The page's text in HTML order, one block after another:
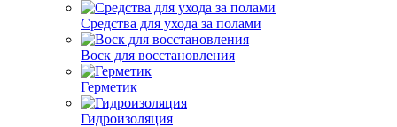
Средства для ухода за полами
Воск для восстановления
Герметик
Гидроизоляция